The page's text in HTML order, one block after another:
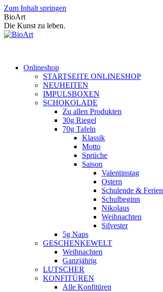
Zum Inhalt springen
BioArt
Die Kunst zu leben.
Onlineshop
STARTSEITE ONLINESHOP
NEUHEITEN
IMPULSBOXEN
SCHOKOLADE
Zu allen Produkten
30g Riegel
70g Tafeln
Klassik
Motto
Sprüche
Saison
Valentinstag
Ostern
Schulende & Ferien
Schulbeginn
Nikolaus
Weihnachten
Silvester
5g Naps
GESCHENKEWELT
Weihnachten
Ganzjährig
LUTSCHER
KONFITÜREN
Alle Konfitüren